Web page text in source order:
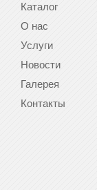
Каталог
О нас
Услуги
Новости
Галерея
Контакты